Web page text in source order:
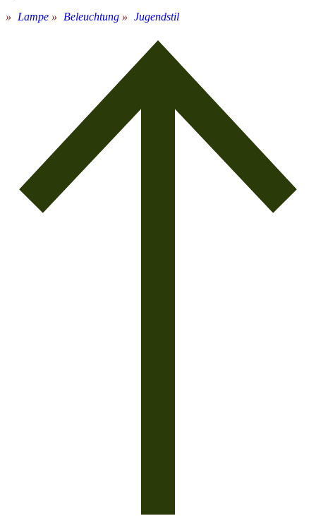
Lampe
Beleuchtung Jugendstil